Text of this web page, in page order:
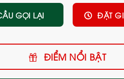
GỌI LẠI ĐẶT
ĐIỂM NỔI BẬT